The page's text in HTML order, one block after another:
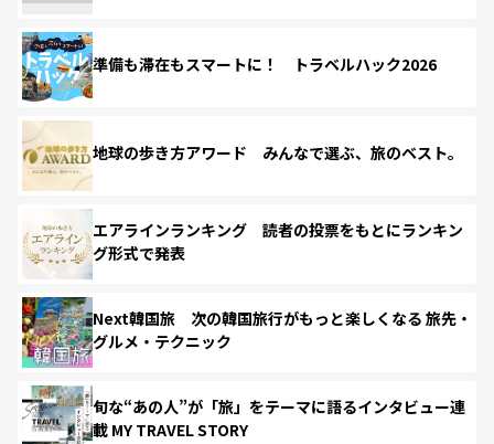
準備も滞在もスマートに！ トラベルハック2026
地球の歩き方アワード みんなで選ぶ、旅のベスト。
エアラインランキング 読者の投票をもとにランキン
グ形式で発表
Next韓国旅 次の韓国旅行がもっと楽しくなる 旅先・
グルメ・テクニック
旬な“あの人”が「旅」をテーマに語るインタビュー連
載 MY TRAVEL STORY